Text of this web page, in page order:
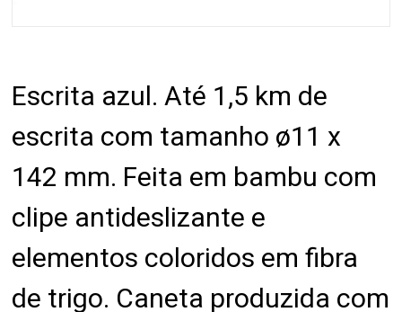
Escrita azul. Até 1,5 km de
escrita com tamanho ø11 x
142 mm. Feita em bambu com
clipe antideslizante e
elementos coloridos em fibra
de trigo. Caneta produzida com